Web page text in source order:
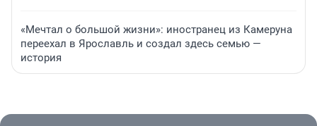
«Мечтал о большой жизни»: иностранец из Камеруна
переехал в Ярославль и создал здесь семью —
история